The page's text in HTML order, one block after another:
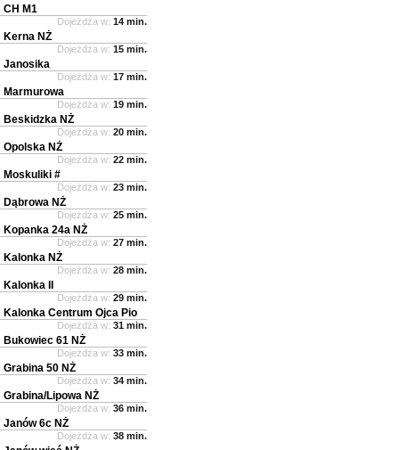
CH M1
Dojeżdża w: 14 min.
Kerna NŻ
Dojeżdża w: 15 min.
Janosika
Dojeżdża w: 17 min.
Marmurowa
Dojeżdża w: 19 min.
Beskidzka NŻ
Dojeżdża w: 20 min.
Opolska NŻ
Dojeżdża w: 22 min.
Moskuliki #
Dojeżdża w: 23 min.
Dąbrowa NŻ
Dojeżdża w: 25 min.
Kopanka 24a NŻ
Dojeżdża w: 27 min.
Kalonka NŻ
Dojeżdża w: 28 min.
Kalonka II
Dojeżdża w: 29 min.
Kalonka Centrum Ojca Pio
Dojeżdża w: 31 min.
Bukowiec 61 NŻ
Dojeżdża w: 33 min.
Grabina 50 NŻ
Dojeżdża w: 34 min.
Grabina/Lipowa NŻ
Dojeżdża w: 36 min.
Janów 6c NŻ
Dojeżdża w: 38 min.